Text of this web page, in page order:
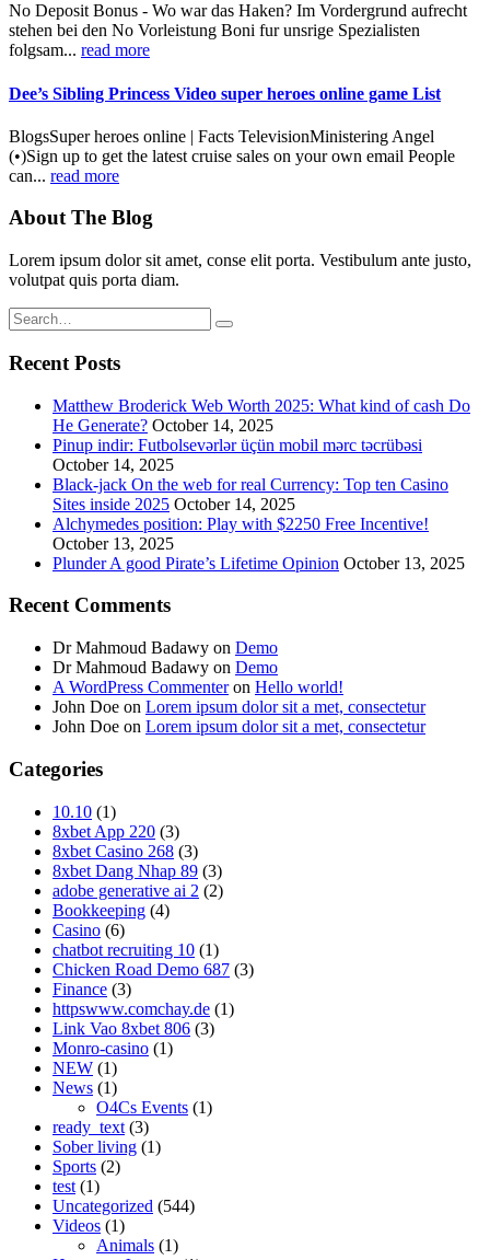
No Deposit Bonus - Wo war das Haken? Im Vordergrund aufrecht
stehen bei den No Vorleistung Boni fur unsrige Spezialisten
folgsam... read more
Dee’s Sibling Princess Video super heroes online game List
BlogsSuper heroes online | Facts TelevisionMinistering Angel
(•)Sign up to get the latest cruise sales on your own email People
can... read more
About The Blog
Lorem ipsum dolor sit amet, conse elit porta. Vestibulum ante justo,
volutpat quis porta diam.
Recent Posts
Matthew Broderick Web Worth 2025: What kind of cash Do
He Generate? October 14, 2025
Pinup indir: Futbolsevərlər üçün mobil mərc təcrübəsi
October 14, 2025
Black-jack On the web for real Currency: Top ten Casino
Sites inside 2025 October 14, 2025
Alchymedes position: Play with $2250 Free Incentive!
October 13, 2025
Plunder A good Pirate’s Lifetime Opinion October 13, 2025
Recent Comments
Dr Mahmoud Badawy on Demo
Dr Mahmoud Badawy on Demo
A WordPress Commenteron Hello world!
John Doe on Lorem ipsum dolor sit a met, consectetur
John Doe on Lorem ipsum dolor sit a met, consectetur
Categories
10.10 (1)
8xbet App 220 (3)
8xbet Casino 268 (3)
8xbet Dang Nhap 89 (3)
adobe generative ai 2 (2)
Bookkeeping (4)
Casino (6)
chatbot recruiting 10 (1)
Chicken Road Demo 687 (3)
Finance (3)
httpswww.comchay.de (1)
Link Vao 8xbet 806 (3)
Monro-casino (1)
NEW (1)
News (1)
O4Cs Events (1)
ready_text (3)
Sober living (1)
Sports (2)
test (1)
Uncategorized (544)
Videos (1)
Animals (1)